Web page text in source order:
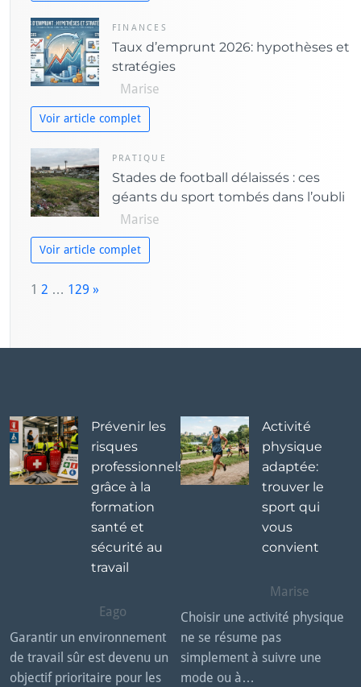
FINANCES
Taux d’emprunt 2026: hypothèses et
stratégies
Marise
Voir article complet
PRATIQUE
Stades de football délaissés : ces
géants du sport tombés dans l’oubli
Marise
Voir article complet
P
e:
1 2 … 129
x
»
Prévenir les
risques
professionnels
grâce à la
formation
santé et
sécurité au
travail
Eago
Garantir un environnement
de travail sûr est devenu un
objectif prioritaire pour les
Activité
physique
adaptée:
trouver le
sport qui
vous
convient
Marise
Choisir une activité physique
ne se résume pas
simplement à suivre une
mode ou à…